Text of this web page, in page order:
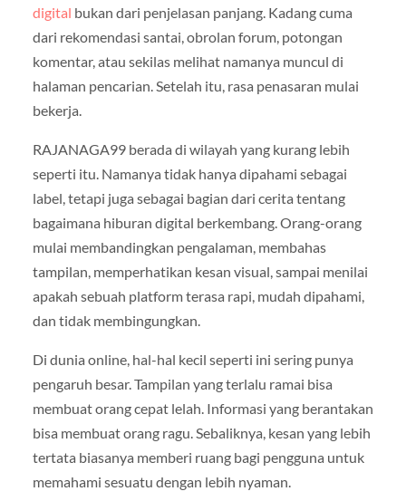
digital bukan dari penjelasan panjang. Kadang cuma
dari rekomendasi santai, obrolan forum, potongan
komentar, atau sekilas melihat namanya muncul di
halaman pencarian. Setelah itu, rasa penasaran mulai
bekerja.
RAJANAGA99 berada di wilayah yang kurang lebih
seperti itu. Namanya tidak hanya dipahami sebagai
label, tetapi juga sebagai bagian dari cerita tentang
bagaimana hiburan digital berkembang. Orang-orang
mulai membandingkan pengalaman, membahas
tampilan, memperhatikan kesan visual, sampai menilai
apakah sebuah platform terasa rapi, mudah dipahami,
dan tidak membingungkan.
Di dunia online, hal-hal kecil seperti ini sering punya
pengaruh besar. Tampilan yang terlalu ramai bisa
membuat orang cepat lelah. Informasi yang berantakan
bisa membuat orang ragu. Sebaliknya, kesan yang lebih
tertata biasanya memberi ruang bagi pengguna untuk
memahami sesuatu dengan lebih nyaman.